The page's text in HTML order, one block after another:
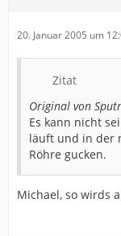
20. Januar 2005 um
Zitat
Original von
Es kann nicht
läuft und in der
Röhre gucken.
Michael, so wirds